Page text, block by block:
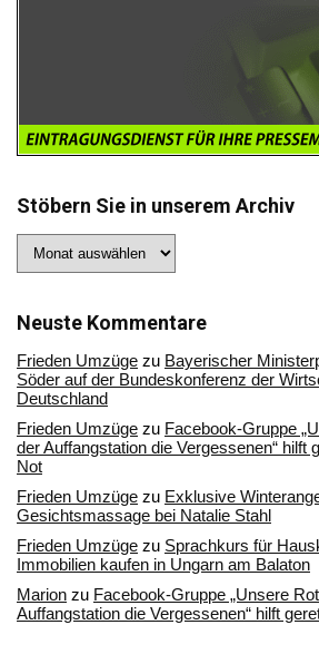
Stöbern Sie in unserem Archiv
Sie
Archiv
Neuste Kommentare
Frieden Umzüge zu Bayerischer
Söder auf der Bundeskonferenz der
Deutschland
Frieden Umzüge zu Facebook-Gruppe
der Auffangstation die Vergessenen“ hilft
Not
Frieden Umzüge zu Exklusive
Gesichtsmassage bei Natalie Stahl
Frieden Umzüge zu Sprachkurs für
Immobilien kaufen in Ungarn am Balaton
Marion zu Facebook-Gruppe „Unsere
Auffangstation die Vergessenen“ hilft